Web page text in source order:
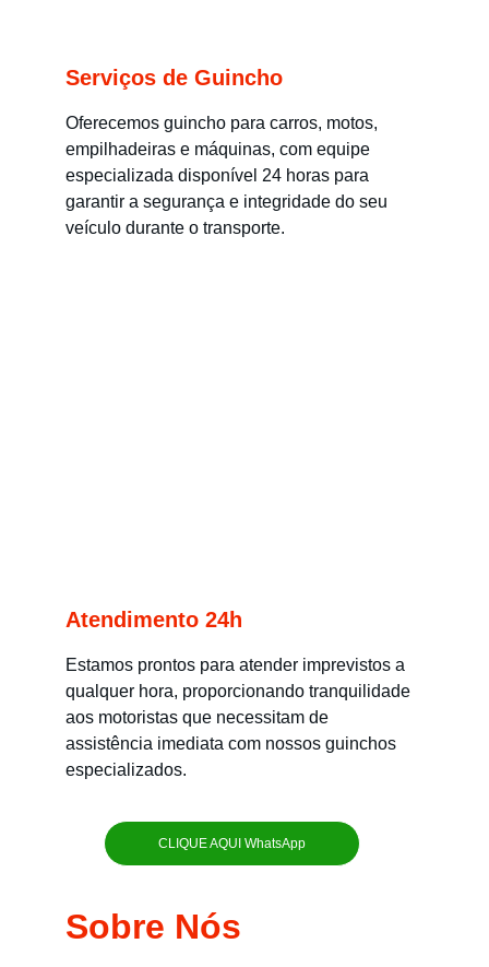
Serviços de Guincho
Oferecemos guincho para carros, motos,
empilhadeiras e máquinas, com equipe
especializada disponível 24 horas para
garantir a segurança e integridade do seu
veículo durante o transporte.
Atendimento 24h
Estamos prontos para atender imprevistos a
qualquer hora, proporcionando tranquilidade
aos motoristas que necessitam de
assistência imediata com nossos guinchos
especializados.
CLIQUE AQUI WhatsApp
Sobre Nós